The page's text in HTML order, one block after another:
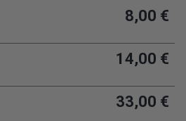
8,00 €
14,00 €
33,00 €